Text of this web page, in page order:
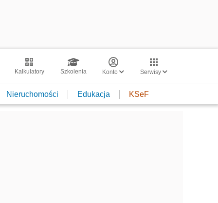
Kalkulatory Szkolenia Konto Serwisy
Nieruchomości Edukacja KSeF